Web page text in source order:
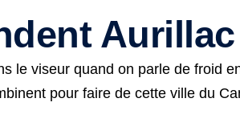
le viseur quand on parle de froid
pour faire de cette ville du